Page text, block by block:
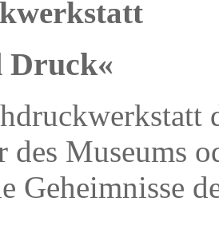
Druck«
Museums
Geheimnisse